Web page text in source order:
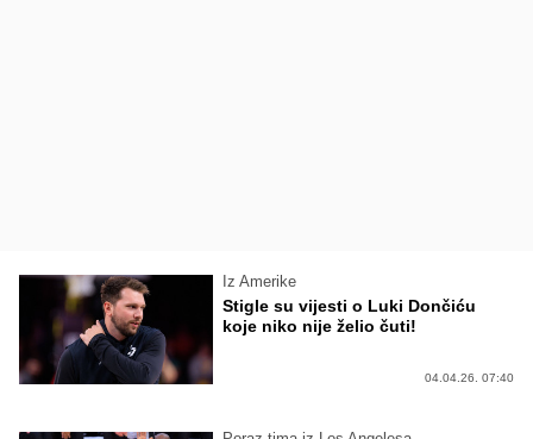
Iz Amerike
Stigle su vijesti o Luki Dončiću
koje niko nije želio čuti!
04.04.26. 07:40